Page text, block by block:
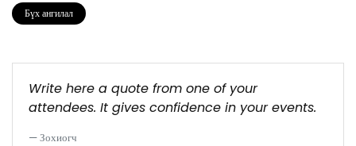
Бүх ангилал
Write here a quote from one of your
attendees. It gives confidence in your events.
Зохиогч